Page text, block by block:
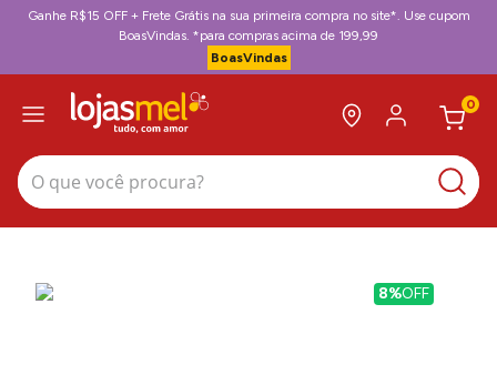
Ganhe R$15 OFF + Frete Grátis na sua primeira compra no site*. Use cupom
BoasVindas. *para compras acima de 199,99
BoasVindas
0
O que você procura?
8%OFF